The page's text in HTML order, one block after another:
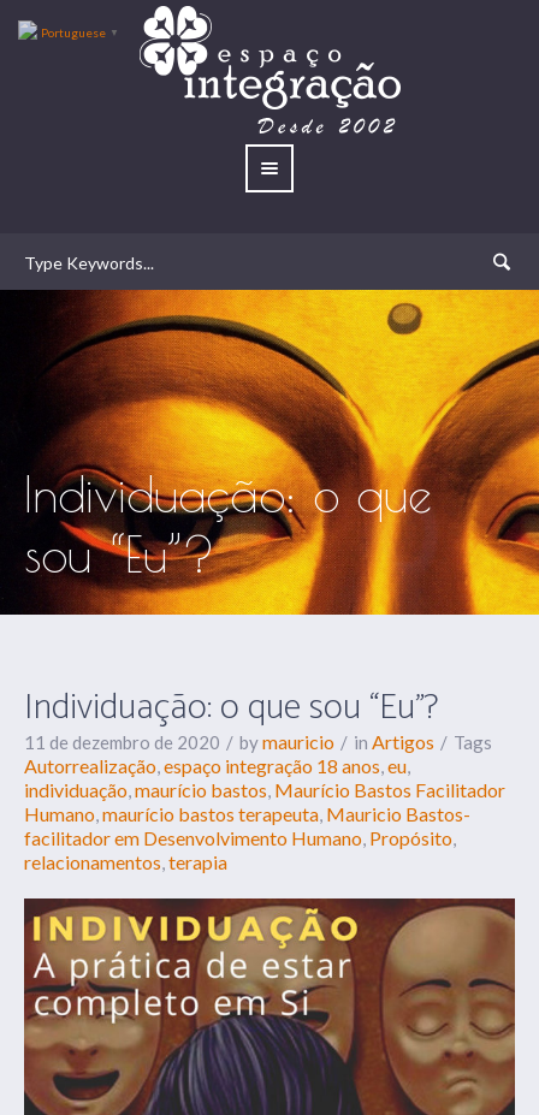
Individuação: o que
sou “Eu”?
Individuação: o que sou “Eu”?
11 de dezembro de 2020 bymauricio in Artigos Tags
Autorrealização,espaço integração 18 anos,eu,
individuação,maurício bastos, Maurício Bastos Facilitador
Humano,maurício bastos terapeuta, Mauricio Bastos-
facilitador em Desenvolvimento Humano, Propósito,
relacionamentos,terapia
Portuguese ▼